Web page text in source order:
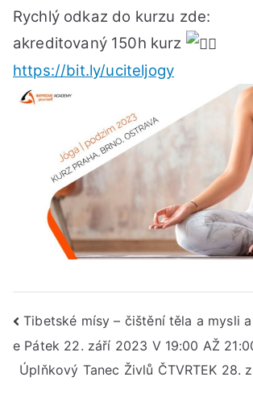
Rychlý odkaz do kurzu zde:
akreditovaný 150h kurz
https://bit.ly/uciteljogy
Navigace
pro
Tibetské mísy – čištění těla a mysli
e Pátek 22. září 2023 V 19:00 AŽ
Úplňkový Tanec Živlů ČTVRTEK 28.